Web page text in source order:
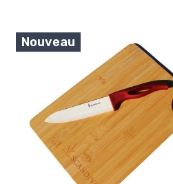
Nouveau